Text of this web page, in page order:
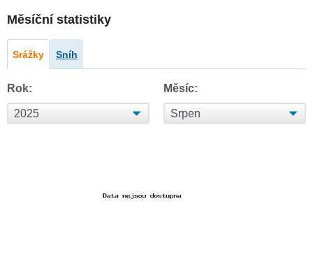
Měsíční statistiky
Srážky Sníh
Rok: Měsíc: